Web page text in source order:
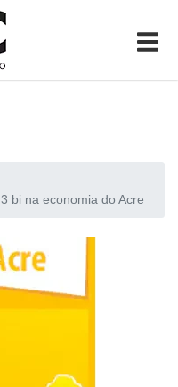
bi na economia do Acre